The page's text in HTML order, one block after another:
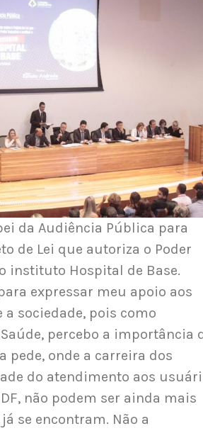
da Audiência Pública para
de Lei que autoriza o Poder
instituto Hospital de Base.
expressar meu apoio aos
sociedade, pois como
percebo a importância
pede, onde a carreira dos
do atendimento aos
não podem ser ainda mais
se encontram. Não a